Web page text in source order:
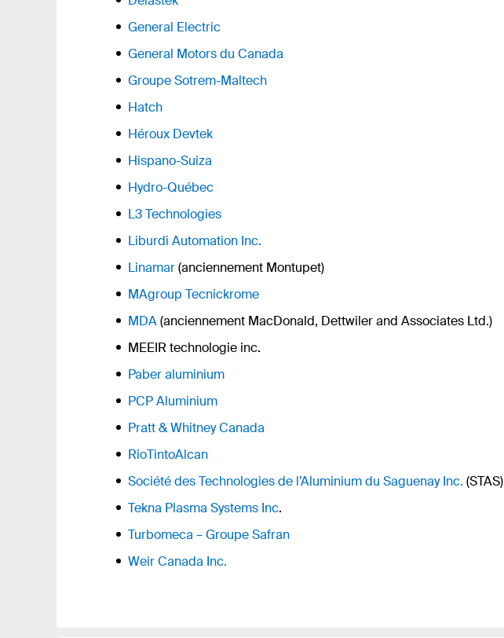
General Electric
General Motors du Canada
Groupe Sotrem-Maltech
Hatch
Héroux Devtek
Hispano-Suiza
Hydro-Québec
L3 Technologies
Liburdi Automation Inc.
Linamar(anciennement Montupet)
MAgroup Tecnickrome
MDA(anciennement MacDonald, Dettwiler and Associates Ltd.)
MEEIR technologie inc.
Paber aluminium
PCP Aluminium
Pratt & Whitney Canada
RioTintoAlcan
Société des Technologies de l’Aluminium du Saguenay Inc. (STAS)
Tekna Plasma Systems Inc.
Turbomeca – Groupe Safran
Weir Canada Inc.